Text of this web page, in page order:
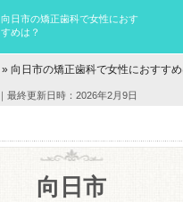
向日市の矯正歯科で女性におす
すめは？
» 向日市の矯正歯科で女性におすすめ
｜最終更新日時：2026年2月9日
向日市